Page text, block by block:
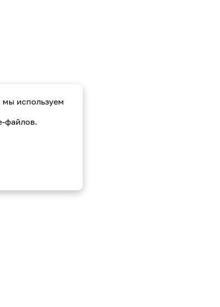
мы используем
файлов.